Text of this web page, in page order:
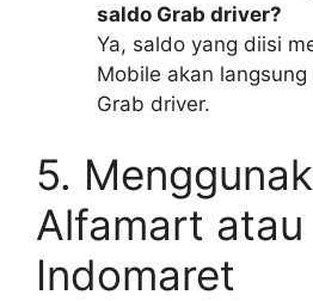
saldo Grab driver?
Ya, saldo yang diisi
Mobile akan
Grab driver.
5.
Alfamart atau
Indomaret